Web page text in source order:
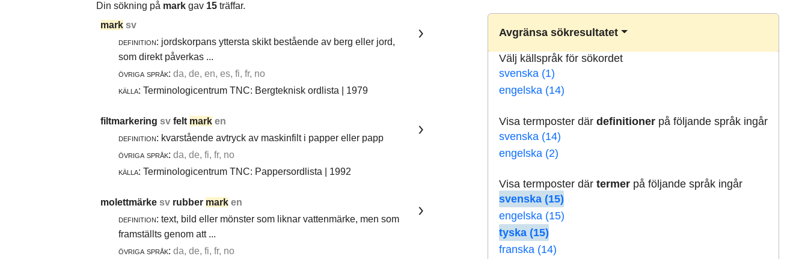
Din sökning på mark gav 15 träffar.
Avgränsa sökresultatet
Välj källspråk för sökordet
svenska (1)
engelska (14)
Visa termposter därdefinitioner på följande språk ingår
svenska (14)
engelska (2)
Visa termposter därtermer på följande språk ingår
svenska (15)
engelska (15)
tyska (15)
franska (14)
mark sv
definition: jordskorpans yttersta skikt bestående av berg eller jord,
som direkt påverkas ...
övriga språk: da, de, en, es, fi, fr, no
källa: Terminologicentrum TNC: Bergteknisk ordlista | 1979
filtmarkering sv felt mark en
definition: kvarstående avtryck av maskinfilt i papper eller papp
övriga språk: da, de, fi, fr, no
källa: Terminologicentrum TNC: Pappersordlista | 1992
molettmärke sv rubber mark en
definition: text, bild eller mönster som liknar vattenmärke, men som
framställts genom att ...
övriga språk: da, de, fi, fr, no